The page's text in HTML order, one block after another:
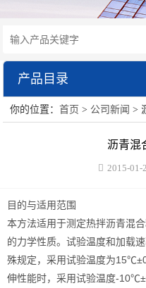
产品目录
水泥砂浆类试验仪器
陶瓷砖系列
土工类试验仪器
你的位置：首页 > 公司新闻 >
沥青混
2015-01-
目的与适用范围
本方法适用于测定热拌沥青混
的力学性质。试验温度和加载
殊规定，采用试验温度为
伸性能时，采用试验温度-